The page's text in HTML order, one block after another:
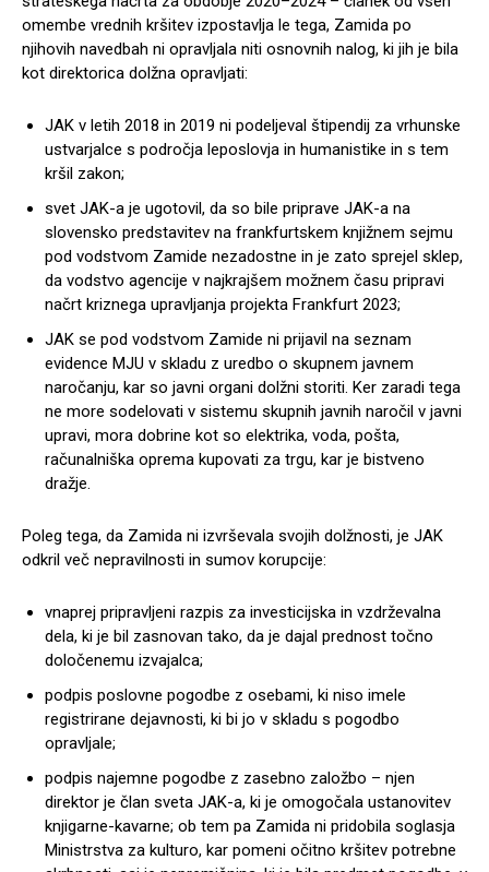
omembe vrednih kršitev izpostavlja le tega, Zamida po
njihovih navedbah ni opravljala niti osnovnih nalog, ki jih je bila
kot direktorica dolžna opravljati:
JAK v letih 2018 in 2019 ni podeljeval štipendij za vrhunske
ustvarjalce s področja leposlovja in humanistike in s tem
kršil zakon;
svet JAK-a je ugotovil, da so bile priprave JAK-a na
slovensko predstavitev na frankfurtskem knjižnem sejmu
pod vodstvom Zamide nezadostne in je zato sprejel sklep,
da vodstvo agencije v najkrajšem možnem času pripravi
načrt kriznega upravljanja projekta Frankfurt 2023;
JAK se pod vodstvom Zamide ni prijavil na seznam
evidence MJU v skladu z uredbo o skupnem javnem
naročanju, kar so javni organi dolžni storiti. Ker zaradi tega
ne more sodelovati v sistemu skupnih javnih naročil v javni
upravi, mora dobrine kot so elektrika, voda, pošta,
računalniška oprema kupovati za trgu, kar je bistveno
dražje.
Poleg tega, da Zamida ni izvrševala svojih dolžnosti, je JAK
odkril več nepravilnosti in sumov korupcije:
vnaprej pripravljeni razpis za investicijska in vzdrževalna
dela, ki je bil zasnovan tako, da je dajal prednost točno
določenemu izvajalca;
podpis poslovne pogodbe z osebami, ki niso imele
registrirane dejavnosti, ki bi jo v skladu s pogodbo
opravljale;
podpis najemne pogodbe z zasebno založbo – njen
direktor je član sveta JAK-a, ki je omogočala ustanovitev
knjigarne-kavarne; ob tem pa Zamida ni pridobila soglasja
Ministrstva za kulturo, kar pomeni očitno kršitev potrebne